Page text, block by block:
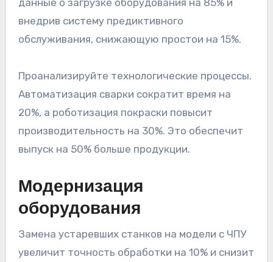
данные о загрузке оборудования на 85% и
внедрив систему предиктивного
обслуживания, снижающую простои на 15%.
Проанализируйте технологические процессы.
Автоматизация сварки сократит время на
20%, а роботизация покраски повысит
производительность на 30%. Это обеспечит
выпуск на 50% больше продукции.
Модернизация
оборудования
Замена устаревших станков на модели с ЧПУ
увеличит точность обработки на 10% и снизит